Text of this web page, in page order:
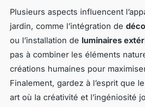
Plusieurs aspects influencent
jardin, comme l’intégration de
ou l’installation de luminaires
pas à combiner les éléments
créations humaines pour
Finalement, gardez à l’esprit que
art où la créativité et l’ingéniosité